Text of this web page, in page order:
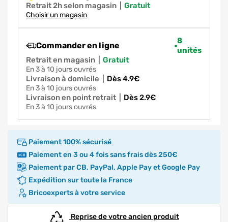
Retrait 2h selon magasin gratuit
Choisir un magasin
Commander en ligne
8
unités
Retrait en magasin
gratuit
en 3 à 10 jours ouvrés
Livraison à domicile dès 4.9€
en 3 à 10 jours ouvrés
Livraison en point retrait dès 2.9€
en 3 à 10 jours ouvrés
Paiement 100% sécurisé
Paiement en 3 ou 4 fois sans frais dès 250€
Paiement par CB, PayPal, Apple Pay et Google Pay
Expédition sur toute la France
Bricoexperts à votre service
Reprise de votre ancien produit